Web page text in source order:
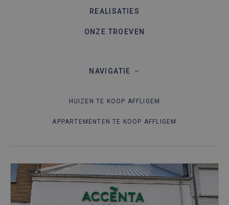
REALISATIES
ONZE TROEVEN
NAVIGATIE
HUIZEN TE KOOP AFFLIGEM
APPARTEMENTEN TE KOOP AFFLIGEM